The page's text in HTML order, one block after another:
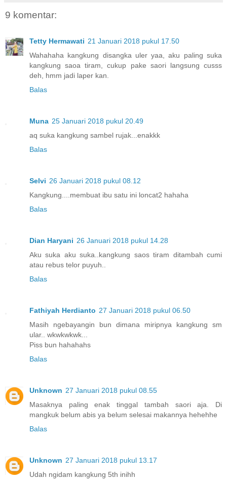
9 komentar:
Tetty Hermawati 21 Januari 2018 pukul 17.50
Wahahaha kangkung disangka uler yaa, aku paling suka
kangkung saoa tiram, cukup pake saori langsung cusss
deh, hmm jadi laper kan.
Balas
Muna 25 Januari 2018 pukul 20.49
aq suka kangkung sambel rujak...enakkk
Balas
Selvi 26 Januari 2018 pukul 08.12
Kangkung....membuat ibu satu ini loncat2 hahaha
Balas
Dian Haryani 26 Januari 2018 pukul 14.28
Aku suka aku suka..kangkung saos tiram ditambah cumi
atau rebus telor puyuh..
Balas
Fathiyah Herdianto 27 Januari 2018 pukul 06.50
Masih ngebayangin bun dimana miripnya kangkung sm
ular.. wkwkwkwk...
Piss bun hahahahs
Balas
Unknown 27 Januari 2018 pukul 08.55
Masaknya paling enak tinggal tambah saori aja. Di
mangkuk belum abis ya belum selesai makannya hehehhe
Balas
Unknown 27 Januari 2018 pukul 13.17
Udah ngidam kangkung 5th inihh